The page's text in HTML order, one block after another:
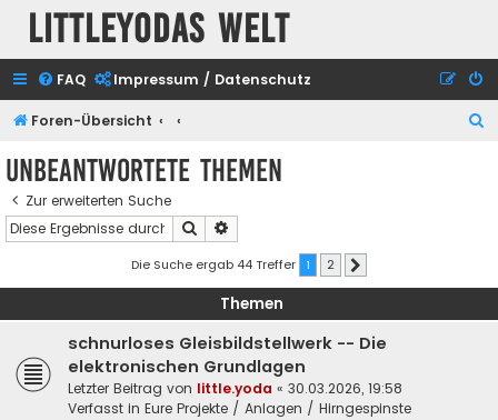
Littleyodas Welt
FAQ Impressum / Datenschutz
Foren-Übersicht
Unbeantwortete Themen
Zur erweiterten Suche
Suche
Die Suche ergab 44 Treffer 1 2
Themen
schnurloses Gleisbildstellwerk -- Die
elektronischen Grundlagen
Letzter Beitrag von little.yoda « 30.03.2026, 19:58
Verfasst in Eure Projekte / Anlagen / Hirngespinste